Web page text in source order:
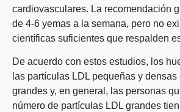
cardiovasculares. La recomendación
de 4-6 yemas a la semana, pero no
científicas suficientes que respalden
De acuerdo con estos estudios, los
las partículas LDL pequeñas y
grandes y, en general, las personas
número de partículas LDL grandes